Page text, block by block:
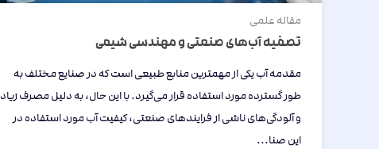
مقاله علمی
تصفیه آب‌های صنعتی و مهندسی شیمی
مقدمه آب یکی از مهمترین منابع طبیعی است که در صنایع مختلف به
طور گسترده مورد استفاده قرار می‌گیرد. با این حال، به دلیل مصرف زیاد
و آلودگی‌های ناشی از فرایندهای صنعتی، کیفیت آب مورد استفاده در
این صنا...